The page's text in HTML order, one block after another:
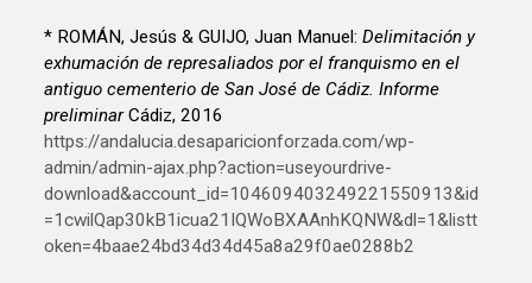
* ROMÁN, Jesús & GUIJO, Juan Manuel:Delimitación y
exhumación de represaliados por el franquismo en el
antiguo cementerio de San José de Cádiz. Informe
preliminarCádiz, 2016
https://andalucia.desaparicionforzada.com/wp-
admin/admin-ajax.php?action=useyourdrive-
download&account_id=104609403249221550913&id
=1cwilQap30kB1icua21IQWoBXAAnhKQNW&dl=1&listt
oken=4baae24bd34d34d45a8a29f0ae0288b2